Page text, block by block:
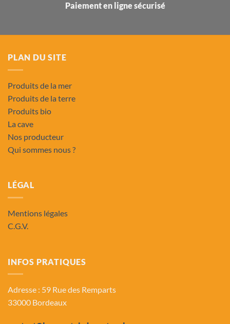
Paiement en ligne sécurisé
PLAN DU SITE
Produits de la mer
Produits de la terre
Produits bio
La cave
Nos producteur
Qui sommes nous ?
LÉGAL
Mentions légales
C.G.V.
INFOS PRATIQUES
Adresse : 59 Rue des Remparts
33000 Bordeaux